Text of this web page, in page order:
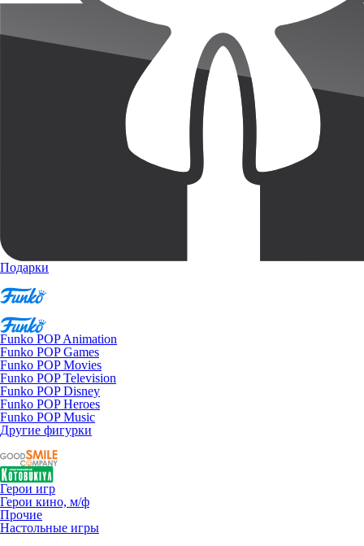
Подарки
Funko POP Animation
Funko POP Games
Funko POP Movies
Funko POP Television
Funko POP Disney
Funko POP Heroes
Funko POP Music
Другие фигурки
Герои игр
Герои кино, м/ф
Прочие
Настольные игры